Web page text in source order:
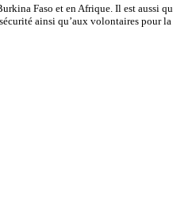
Faso et en Afrique. Il est aussi
ainsi qu’aux volontaires pour